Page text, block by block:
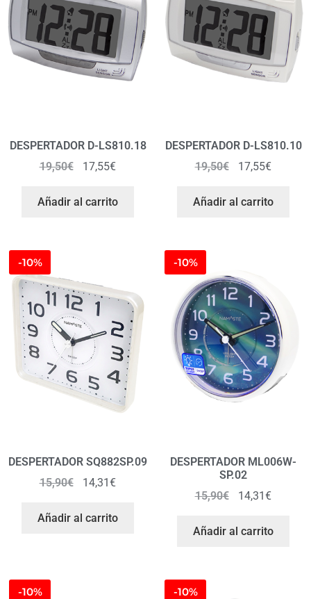
DESPERTADOR D-LS810.18
19,50€ 17,55€
Añadir al carrito
DESPERTADOR D-LS810.10
19,50€ 17,55€
Añadir al carrito
-10%
DESPERTADOR SQ882SP.09
15,90€ 14,31€
Añadir al carrito
-10%
DESPERTADOR ML006W-
SP.02
15,90€ 14,31€
Añadir al carrito
-10% -10%